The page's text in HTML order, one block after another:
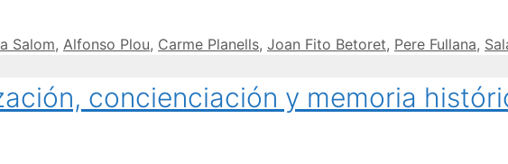
Salom, Alfonso Plou, Carme Planells, Joan Fito Betoret, Pere Fullana,
concienciación y memoria